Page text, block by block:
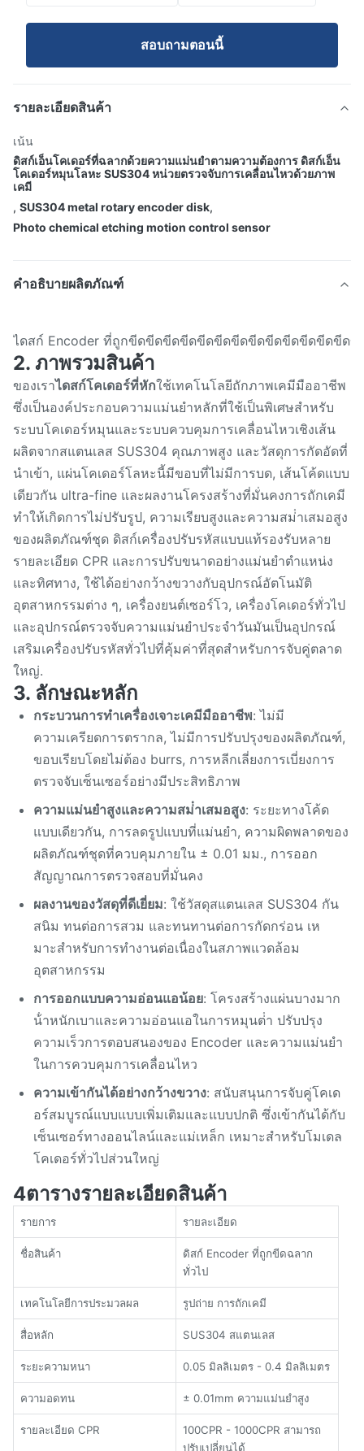
สอบถามตอนนี้
รายละเอียดสินค้า
เน้น
ดิสก์เอ็นโคเดอร์ที่ฉลากด้วยความแม่นยําตามความต้องการ ดิสก์เอ็น
โคเดอร์หมุนโลหะ SUS304 หน่วยตรวจจับการเคลื่อนไหวด้วยภาพ
เคมี
, SUS304 metal rotary encoder disk,
Photo chemical etching motion control sensor
คำอธิบายผลิตภัณฑ์
ไดสก์ Encoder ที่ถูกขีดขีดขีดขีดขีดขีดขีดขีดขีดขีดขีดขีดขี
2. ภาพรวมสินค้า
ของเราไดสก์โคเดอร์ที่หักใช้เทคโนโลยีถักภาพเคมีมืออาชีพ
ซึ่งเป็นองค์ประกอบความแม่นยําหลักที่ใช้เป็นพิเศษสําหรับ
ระบบโคเดอร์หมุนและระบบควบคุมการเคลื่อนไหวเชิงเส้น
ผลิตจากสแตนเลส SUS304 คุณภาพสูง และวัสดุการกัดอัดที่
นําเข้า, แผ่นโคเดอร์โลหะนี้มีขอบที่ไม่มีการบด, เส้นโค้ดแบบ
เดียวกัน ultra-fine และผลงานโครงสร้างที่มั่นคงการถักเคมี
ทําให้เกิดการไม่ปรับรูป, ความเรียบสูงและความสม่ําเสมอสูง
ของผลิตภัณฑ์ชุด ดิสก์เครื่องปรับรหัสแบบแท้รองรับหลาย
รายละเอียด CPR และการปรับขนาดอย่างแม่นยําตําแหน่ง
และทิศทาง, ใช้ได้อย่างกว้างขวางกับอุปกรณ์อัตโนมัติ
อุตสาหกรรมต่าง ๆ, เครื่องยนต์เซอร์โว, เครื่องโคเดอร์ทั่วไป
และอุปกรณ์ตรวจจับความแม่นยําประจําวันมันเป็นอุปกรณ์
เสริมเครื่องปรับรหัสทั่วไปที่คุ้มค่าที่สุดสําหรับการจับคู่ตลาด
ใหญ่.
3. ลักษณะหลัก
กระบวนการทําเครื่องเจาะเคมีมืออาชีพ: ไม่มี
ความเครียดการตรากล, ไม่มีการปรับปรุงของผลิตภัณฑ์,
ขอบเรียบโดยไม่ต้อง burrs, การหลีกเลี่ยงการเบี่ยงการ
ตรวจจับเซ็นเซอร์อย่างมีประสิทธิภาพ
ความแม่นยําสูงและความสม่ําเสมอสูง: ระยะทางโค้ด
แบบเดียวกัน, การลดรูปแบบที่แม่นยํา, ความผิดพลาดของ
ผลิตภัณฑ์ชุดที่ควบคุมภายใน ± 0.01 มม., การออก
สัญญาณการตรวจสอบที่มั่นคง
ผลงานของวัสดุที่ดีเยี่ยม: ใช้วัสดุสแตนเลส SUS304 กัน
สนิม ทนต่อการสวม และทนทานต่อการกัดกร่อน เห
มาะสําหรับการทํางานต่อเนื่องในสภาพแวดล้อม
อุตสาหกรรม
การออกแบบความอ่อนแอน้อย: โครงสร้างแผ่นบางมาก
น้ําหนักเบาและความอ่อนแอในการหมุนต่ํา ปรับปรุง
ความเร็วการตอบสนองของ Encoder และความแม่นยํา
ในการควบคุมการเคลื่อนไหว
ความเข้ากันได้อย่างกว้างขวาง: สนับสนุนการจับคู่โคเด
อร์สมบูรณ์แบบแบบเพิ่มเติมและแบบปกติ ซึ่งเข้ากันได้กับ
เซ็นเซอร์ทางออนไลน์และแม่เหล็ก เหมาะสําหรับโมเดล
โคเดอร์ทั่วไปส่วนใหญ่
4ตารางรายละเอียดสินค้า
รายการ รายละเอียด
ชื่อสินค้า
ดิสก์ Encoder ที่ถูกขีดฉลาก
ทั่วไป
เทคโนโลยีการประมวลผล รูปถ่าย การถักเคมี
สื่อหลัก SUS304 สแตนเลส
ระยะความหนา 0.05 มิลลิเมตร - 0.4 มิลลิเมตร
ความอดทน ± 0.01mm ความแม่นยําสูง
รายละเอียด CPR
100CPR - 1000CPR สามารถ
ปรับเปลี่ยนได้